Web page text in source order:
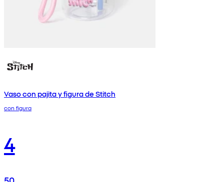
Vaso con pajita y figura de Stitch
con figura
4